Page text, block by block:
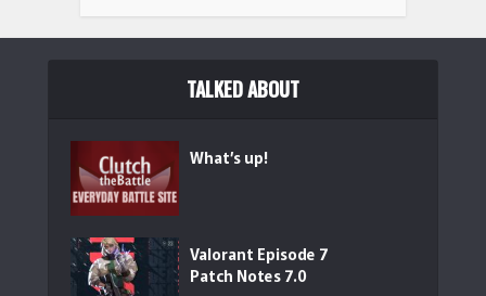
【Amazon.co.jp限定】Logicool G ラピッドトリガー
G515...
(546225
TALKED ABOUT
What’s up!
Valorant Episode 7
Patch Notes 7.0